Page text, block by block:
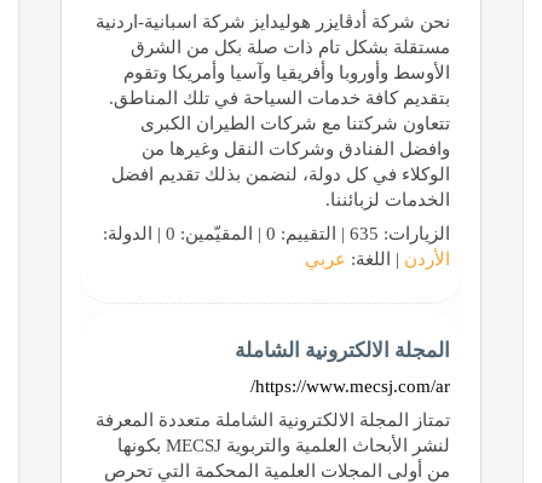
نحن شركة أدڤايزر هوليدايز شركة اسبانية-اردنية
مستقلة بشكل تام ذات صلة بكل من الشرق
الأوسط وأوروبا وأفريقيا وآسيا وأمريكا وتقوم
بتقديم كافة خدمات السياحة في تلك المناطق.
تتعاون شركتنا مع شركات الطيران الكبرى
وافضل الفنادق وشركات النقل وغيرها من
الوكلاء في كل دولة، لنضمن بذلك تقديم افضل
الخدمات لزبائننا.
الزيارات: 635 | التقييم: 0 | المقيّمين: 0 | الدولة:
الأردن | اللغة: عربي
المجلة الالكترونية الشاملة
https://www.mecsj.com/ar/
تمتاز المجلة الالكترونية الشاملة متعددة المعرفة
لنشر الأبحاث العلمية والتربوية MECSJ بكونها
من أولى المجلات العلمية المحكمة التي تحرص